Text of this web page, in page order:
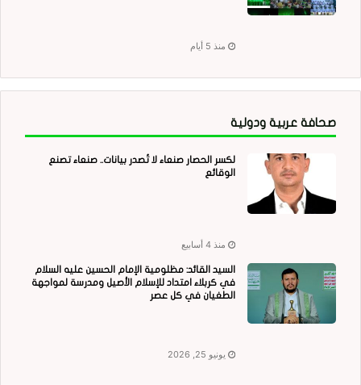
منذ 5 أيام
صحافة عربية ودولية
لكسر الحصار صنعاء لا تُصدر بيانات.. صنعاء تصنع
الوقائع
منذ 4 أسابيع
السيد القائد: مظلومية الإمام الحسين عليه السلام
في كربلاء امتداد للإسلام الأصيل ومدرسة لمواجهة
الطغيان في كل عصر
يونيو 25, 2026